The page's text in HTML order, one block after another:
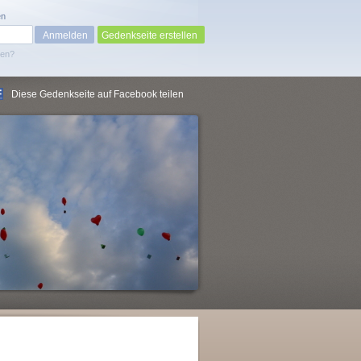
Gedenkseite erstellen
Diese Gedenkseite auf Facebook teilen